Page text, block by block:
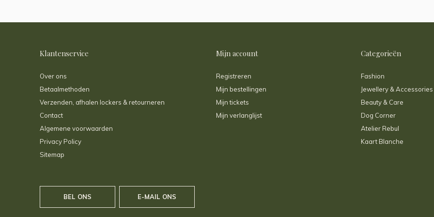
Klantenservice
Over ons
Betaalmethoden
Verzenden, afhalen lockers & retourneren
Contact
Algemene voorwaarden
Privacy Policy
Sitemap
Mijn account
Registreren
Mijn bestellingen
Mijn tickets
Mijn verlanglijst
Categorieën
Fashion
Jewellery & Accessories
Beauty & Care
Dog Corner
Atelier Rebul
Kaart Blanche
BEL ONS E-MAIL ONS